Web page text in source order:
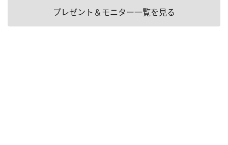
プレゼント＆モニター一覧を見る